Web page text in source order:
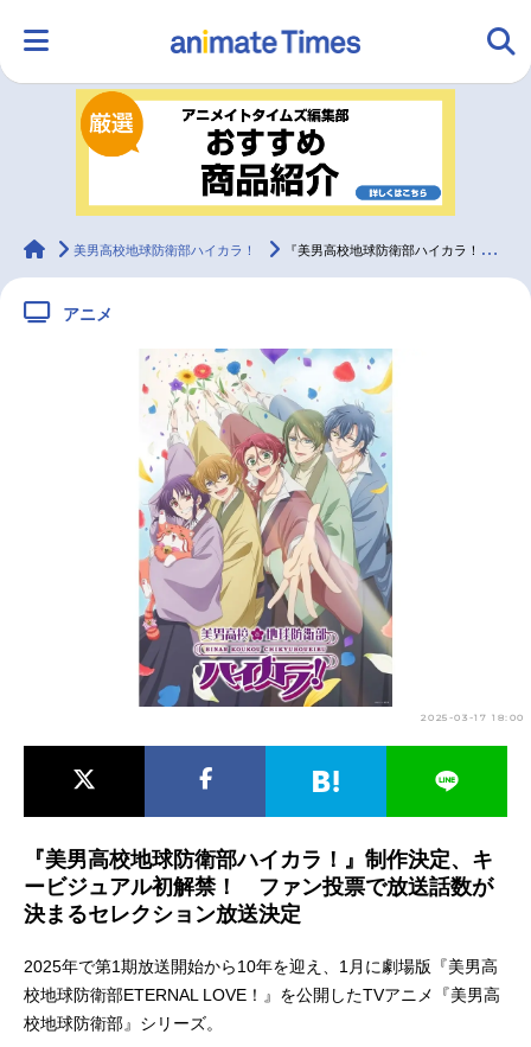
ランキング アニメ
ラジオ グッズ
配信・Vtuber トレンド
声優記事一覧
アニメ映画一覧 実写化映画一覧
今期アニメ曜日別一覧
夏アニメ
男性声優/女性声優一覧
animateTimes
美男高校地球防衛部ハイカラ！ 『美男高校地球防衛部ハイカラ！』制作決定、キービジュアル初解禁！
アニメ
2025-03-17 18:00
『美男高校地球防衛部ハイカラ！』制作決定、キ
ービジュアル初解禁！ ファン投票で放送話数が
決まるセレクション放送決定
2025年で第1期放送開始から10年を迎え、1月に劇場版『美男高
校地球防衛部ETERNAL LOVE！』を公開したTVアニメ『美男高
校地球防衛部』シリーズ。